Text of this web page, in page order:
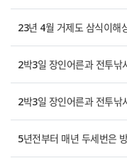
23년 4월 거제도 삼식이해
2박3일 장인어른과 전투낚
2박3일 장인어른과 전투낚
5년전부터 매년 두세번은